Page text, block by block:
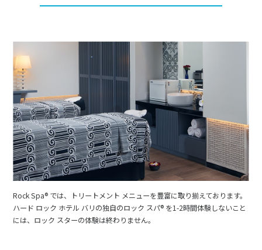
Rock Spa® では、トリートメント メニューを豊富に取り揃えております。
ハード ロック ホテル バリの独自のロック スパ® を1-2時間体験しないこと
には、ロック スターの体験は終わりません。